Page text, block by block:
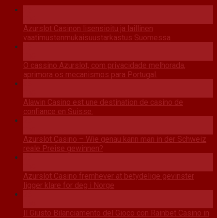
Azurslot Casinon lisensioitu ja laillinen
vaatimustenmukaisuustarkastus Suomessa
O cassino Azurslot, com privacidade melhorada,
aprimora os mecanismos para Portugal.
Alawin Casino est une destination de casino de
confiance en Suisse.
Azurslot Casino – Wie genau kann man in der Schweiz
reale Preise gewinnen?
Azurslot Casino fremhever at betydelige gevinster
ligger klare for deg i Norge
Il Giusto Bilanciamento del Gioco con Rainbet Casino in